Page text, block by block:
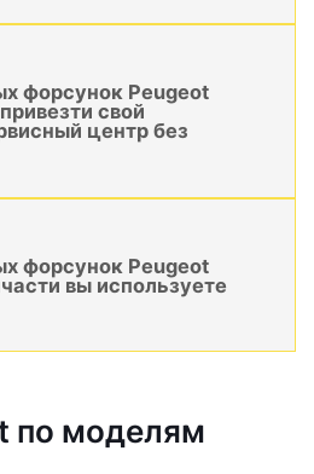
форсунок Peugeot
свой
центр без
форсунок Peugeot
вы используете
по моделям